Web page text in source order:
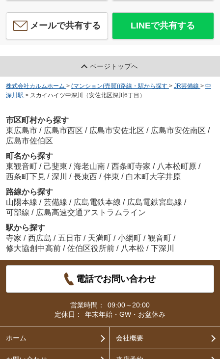
メールで共有する LINEで共有する
ページトップへ
株式会社カルムホーム > (マンション(売買))路線・駅から探す > JR芸備線 > 中
深川駅 > スカイハイツ中深川（安佐北区深川6丁目）
市区町村から探す
東広島市 / 広島市西区 / 広島市安佐北区 / 広島市安佐南区 /
広島市佐伯区
町名から探す
東観音町 / 己斐東 / 海老山南 / 西条町寺家 / 八本松町原 /
西条町下見 / 深川 / 長束西 / 伴東 / 白木町大字井原
路線から探す
山陽本線 / 芸備線 / 広島電鉄本線 / 広島電鉄宮島線 /
可部線 / 広島高速交通アストラムライン
駅から探す
寺家 / 西広島 / 五日市 / 天満町 / 小網町 / 観音町 /
修大協創中高前 / 佐伯区役所前 / 八本松 / 下深川
電話でお問い合わせ
営業時間：
09:00～20:00
定休日：
年末年始・GW・お盆休み
ホーム 会社概要